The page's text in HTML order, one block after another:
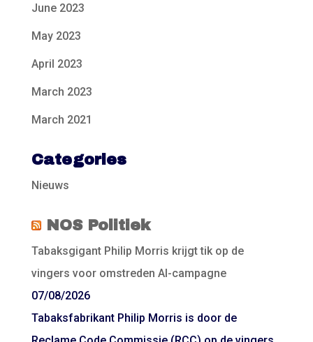
June 2023
May 2023
April 2023
March 2023
March 2021
Categories
Nieuws
NOS Politiek
Tabaksgigant Philip Morris krijgt tik op de
vingers voor omstreden AI-campagne
07/08/2026
Tabaksfabrikant Philip Morris is door de